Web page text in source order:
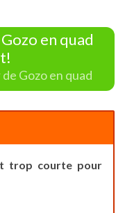
en quad
Gozo en quad
trop courte pour